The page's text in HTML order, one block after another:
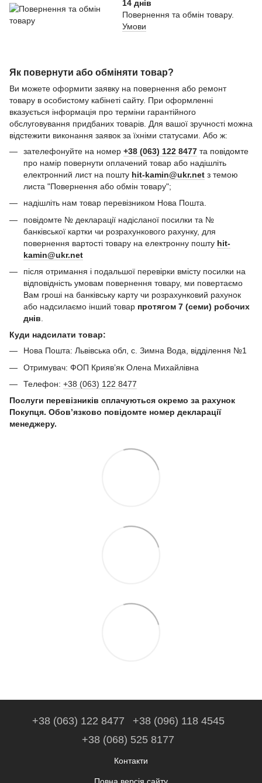
14 днів
Повернення та обмін товару.
Умови
Як повернути або обміняти товар?
Ви можете оформити заявку на повернення або ремонт
товару в особистому кабінеті сайту. При оформленні
вказується інформація про терміни гарантійного
обслуговування придбаних товарів. Для вашої зручності можна
відстежити виконання заявок за їхніми статусами. Або ж:
зателефонуйте на номер +38 (063) 122 8477 та повідомте
про намір повернути оплачений товар або надішліть
електронний лист на пошту hit-kamin@ukr.net з темою
листа "Повернення або обмін товару";
надішліть нам товар перевізником Нова Пошта.
повідомте № декларації надісланої посилки та №
банківської картки чи розрахункового рахунку, для
повернення вартості товару на електронну пошту hit-
kamin@ukr.net
після отримання і подальшої перевірки вмісту посилки на
відповідність умовам повернення товару, ми повертаємо
Вам гроші на банківську карту чи розрахунковий рахунок
або надсилаємо інший товар протягом 7 (семи) робочих
днів
Куди надсилати товар:
Нова Пошта: Львівська обл, с. Зимна Вода, відділення №1
Отримувач: ФОП Криявʼяк Олена Михайлівна
Телефон: +38 (063) 122 8477
Послуги перевізників сплачуються окремо за рахунок
Покупця. Обов’язково повідомте номер декларації
менеджеру.
+38 (063) 122 8477
+38 (096) 118 4545
+38 (068) 525 8177
Контакти
Повна версія сайту